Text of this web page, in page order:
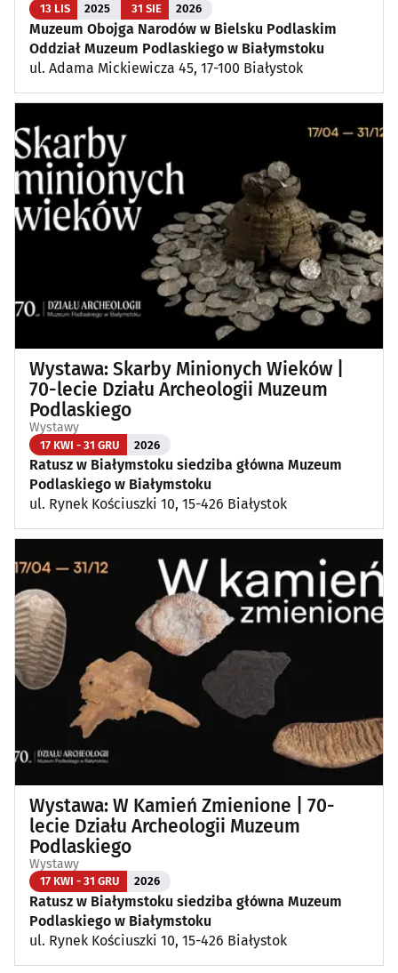
Plenerowe, festyny (11)
Dla dzieci(3)
Targi, konferencje
Wykłady, pokazy, imprezy okolicznościowe(12)
Poza Białymstokiem
13 LIS 2025 31 SIE 2026
Muzeum Obojga Narodów w Bielsku Podlaskim
Oddział Muzeum Podlaskiego w Białymstoku
ul. Adama Mickiewicza 45, 17-100 Białystok
Wystawa: Skarby Minionych Wieków |
70-lecie Działu Archeologii Muzeum
Podlaskiego
Wystawy
17 KWI - 31 GRU 2026
Ratusz w Białymstoku siedziba główna Muzeum
Podlaskiego w Białymstoku
ul. Rynek Kościuszki 10, 15-426 Białystok
Wystawa: W Kamień Zmienione | 70-
lecie Działu Archeologii Muzeum
Podlaskiego
Wystawy
17 KWI - 31 GRU 2026
Ratusz w Białymstoku siedziba główna Muzeum
Podlaskiego w Białymstoku
ul. Rynek Kościuszki 10, 15-426 Białystok